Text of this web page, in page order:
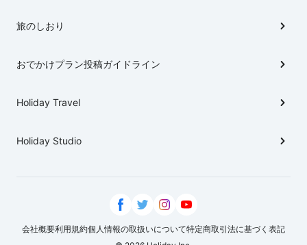
旅のしおり
おでかけプラン投稿ガイドライン
Holiday Travel
Holiday Studio
会社概要利用規約個人情報の取扱いについて特定商取引法に基づく表記